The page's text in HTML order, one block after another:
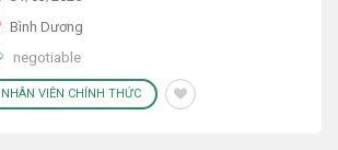
Bình Dương
negotiable
NHÂN VIÊN CHÍNH THỨC